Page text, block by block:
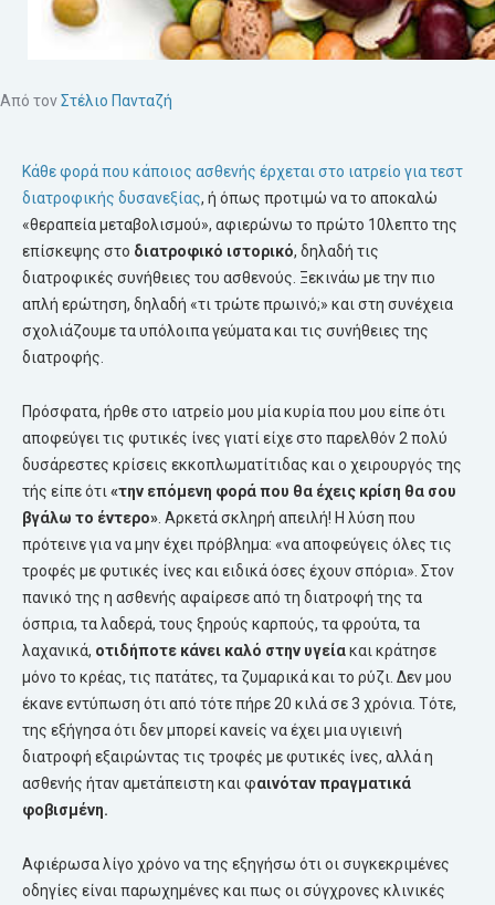
Από τονΣτέλιο Πανταζή
Κάθε φορά που κάποιος ασθενής έρχεται στο ιατρείο για τεστ
διατροφικής δυσανεξίας, ή όπως προτιμώ να το αποκαλώ
«θεραπεία μεταβολισμού», αφιερώνω το πρώτο 10λεπτο της
επίσκεψης στο διατροφικό ιστορικό, δηλαδή τις
διατροφικές συνήθειες του ασθενούς. Ξεκινάω με την πιο
απλή ερώτηση, δηλαδή «τι τρώτε πρωινό;» και στη συνέχεια
σχολιάζουμε τα υπόλοιπα γεύματα και τις συνήθειες της
διατροφής.
Πρόσφατα, ήρθε στο ιατρείο μου μία κυρία που μου είπε ότι
αποφεύγει τις φυτικές ίνες γιατί είχε στο παρελθόν 2 πολύ
δυσάρεστες κρίσεις εκκοπλωματίτιδας και ο χειρουργός της
τής είπε ότι «την επόμενη φορά που θα έχεις κρίση θα σου
βγάλω το έντερο» . Αρκετά σκληρή απειλή! Η λύση που
πρότεινε για να μην έχει πρόβλημα: «να αποφεύγεις όλες τις
τροφές με φυτικές ίνες και ειδικά όσες έχουν σπόρια». Στον
πανικό της η ασθενής αφαίρεσε από τη διατροφή της τα
όσπρια, τα λαδερά, τους ξηρούς καρπούς, τα φρούτα, τα
λαχανικά, οτιδήποτε κάνει καλό στην υγείακαι κράτησε
μόνο το κρέας, τις πατάτες, τα ζυμαρικά και το ρύζι. Δεν μου
έκανε εντύπωση ότι από τότε πήρε 20 κιλά σε 3 χρόνια. Τότε,
της εξήγησα ότι δεν μπορεί κανείς να έχει μια υγιεινή
διατροφή εξαιρώντας τις τροφές με φυτικές ίνες, αλλά η
ασθενής ήταν αμετάπειστη και φαινόταν πραγματικά
φοβισμένη.
Αφιέρωσα λίγο χρόνο να της εξηγήσω ότι οι συγκεκριμένες
οδηγίες είναι παρωχημένες και πως οι σύγχρονες κλινικές